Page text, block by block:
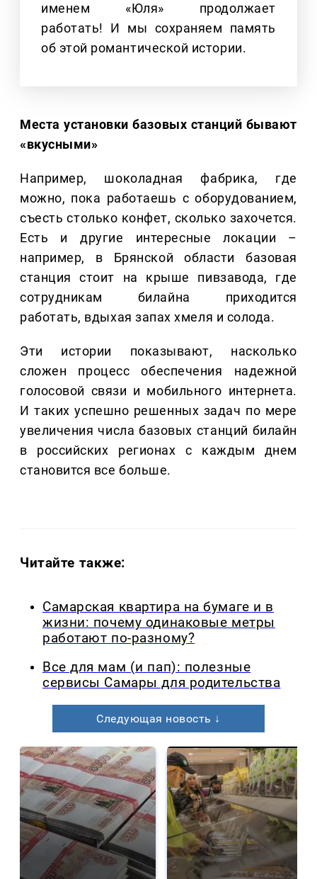
именем «Юля» продолжает
работать! И мы сохраняем память
об этой романтической истории.
Места установки базовых станций бывают
«вкусными»
Например, шоколадная фабрика, где
можно, пока работаешь с оборудованием,
съесть столько конфет, сколько захочется.
Есть и другие интересные локации –
например, в Брянской области базовая
станция стоит на крыше пивзавода, где
сотрудникам билайна приходится
работать, вдыхая запах хмеля и солода.
Эти истории показывают, насколько
сложен процесс обеспечения надежной
голосовой связи и мобильного интернета.
И таких успешно решенных задач по мере
увеличения числа базовых станций билайн
в российских регионах с каждым днем
становится все больше.
Читайте также:
Самарская квартира на бумаге и в
жизни: почему одинаковые метры
работают по-разному?
Все для мам (и пап): полезные
сервисы Самары для родительства
Следующая новость ↓